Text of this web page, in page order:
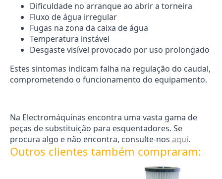
Dificuldade no arranque ao abrir a torneira
Fluxo de água irregular
Fugas na zona da caixa de água
Temperatura instável
Desgaste visível provocado por uso prolongado
Estes sintomas indicam falha na regulação do caudal,
comprometendo o funcionamento do equipamento.
Na Electromáquinas encontra uma vasta gama de
peças de substituição para esquentadores. Se
procura algo e não encontra, consulte-nos aqui.
Outros clientes também compraram: